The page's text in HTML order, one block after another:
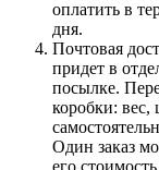
оплатить в
дня.
Почтовая
придет в
посылке.
коробки: вес,
Один заказ
его